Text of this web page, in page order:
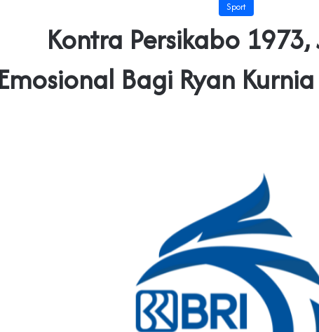
Sport
Kontra Persikabo
Emosional Bagi Ryan